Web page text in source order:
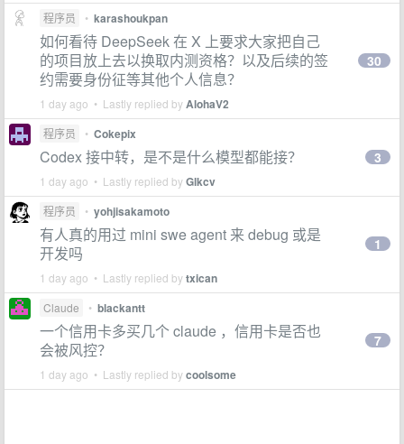
程序员 • karashoukpan
如何看待 DeepSeek 在 X 上要求大家把自己
的项目放上去以换取内测资格？以及后续的签
约需要身份征等其他个人信息？
1 day ago • Lastly replied byAlohaV2
30
程序员 • Cokepix
Codex 接中转，是不是什么模型都能接？
1 day ago • Lastly replied byGlkcv
3
程序员 • yohjisakamoto
有人真的用过 mini swe agent 来 debug 或是
开发吗
1 day ago • Lastly replied bytxican
1
Claude • blackantt
一个信用卡多买几个 claude ，信用卡是否也
会被风控？
1 day ago • Lastly replied bycoolsome
7